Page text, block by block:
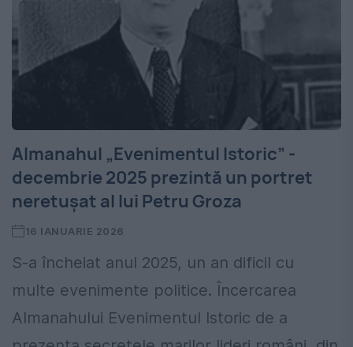
Almanahul „Evenimentul Istoric” -
decembrie 2025 prezintă un portret
neretușat al lui Petru Groza
16 IANUARIE 2026
S-a încheiat anul 2025, un an dificil cu
multe evenimente politice. Încercarea
Almanahului Evenimentul Istoric de a